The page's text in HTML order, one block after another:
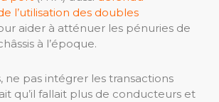
l’utilisation des doubles
aider à atténuer les pénuries de
à l’époque.
ne pas intégrer les transactions
qu’il fallait plus de conducteurs et